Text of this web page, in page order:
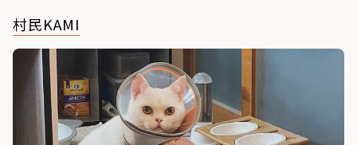
村民KAMI